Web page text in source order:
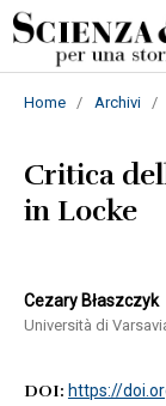
Home / Archivi /
Critica
in Locke
Cezary Błaszczyk
Università di
DOI: https://